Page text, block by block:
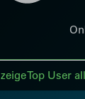
zeige Top User